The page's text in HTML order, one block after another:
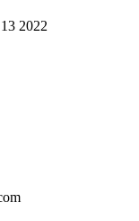
2022